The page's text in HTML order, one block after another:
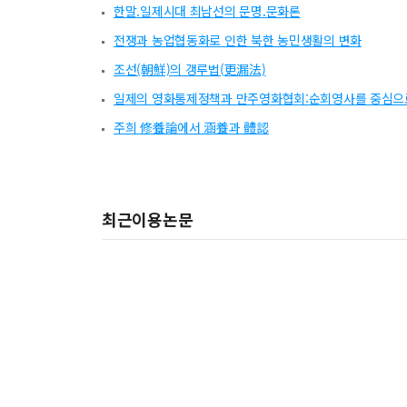
한말.일제시대 최남선의 문명.문화론
전쟁과 농업협동화로 인한 북한 농민생활의 변화
조선(朝鮮)의 갱루법(更漏法)
일제의 영화통제정책과 만주영화협회:순회영사를 중심
주희 修養論에서 涵養과 體認
최근이용논문